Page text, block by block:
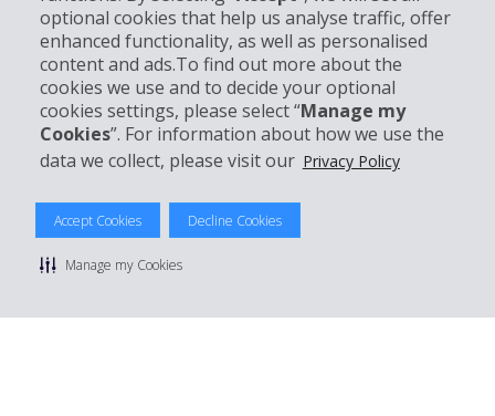
optional cookies that help us analyse traffic, offer
enhanced functionality, as well as personalised
content and ads.To find out more about the
cookies we use and to decide your optional
cookies settings, please select “Manage my
Cookies”. For information about how we use the
data we collect, please visit our Privacy Policy
Accept Cookies Decline Cookies
Manage my Cookies
Klantenservice
Boek bij Hertz
© 2026 The Hertz System, Inc.
Privacybeleid | Gebruiksvoorwaarden |
Sitemap